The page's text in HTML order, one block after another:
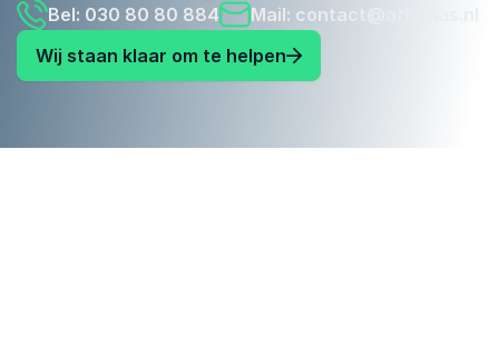
Bel: 030 80 80 884 Mail: contact@athenas.nl
Wij staan klaar om te helpen